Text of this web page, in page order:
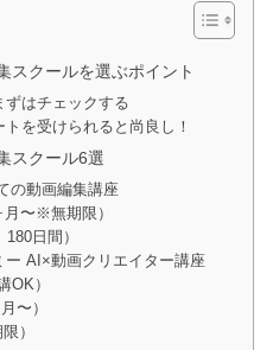
スクールを選ぶポイント
ずはチェックする
を受けられると尚良し！
スクール6選
の動画編集講座
〜※無期限）
日間）
ー AI×動画クリエイター講座
OK）
〜）
）